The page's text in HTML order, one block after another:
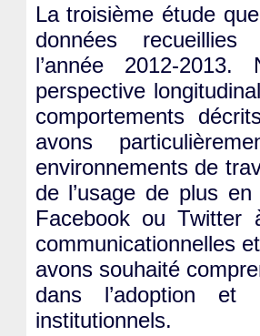
La troisième étude
données
l’année 2012-
perspective
comportements
avons
environnements de
de l’usage de plus
Facebook ou Twitter
communicationnelles
avons souhaité
dans l’adoption et
institutionnels.